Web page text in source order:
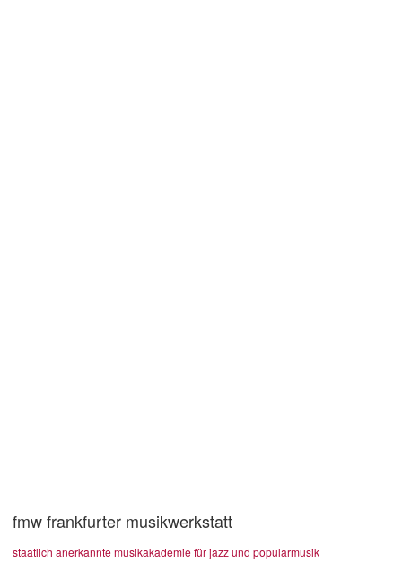
fmw frankfurter musikwerkstatt
staatlich anerkannte musikakademie für jazz und popularmusik